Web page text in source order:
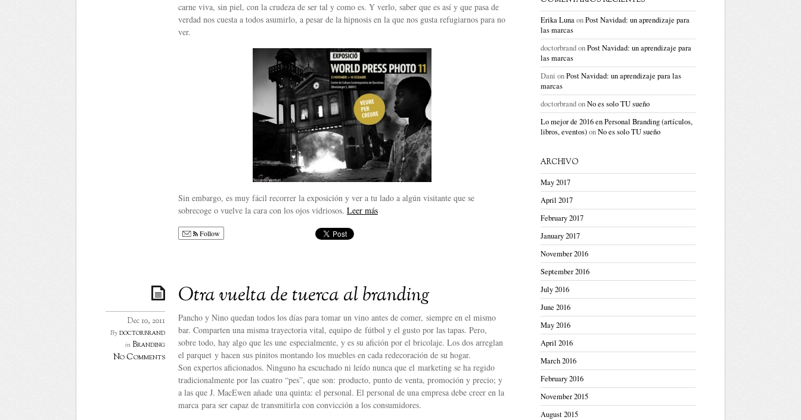
carne viva, sin piel, con la crudeza de ser tal y como es. Y verlo, saber que es así y que pasa de
verdad nos cuesta a todos asumirlo, a pesar de la hipnosis en la que nos gusta refugiarnos para no
ver.
Sin embargo, es muy fácil recorrer la exposición y ver a tu lado a algún visitante que se
sobrecoge o vuelve la cara con los ojos vidriosos. Leer más
Follow
Otra vuelta de tuerca al branding
Dec 10, 2011
Bydoctorbrand
in Branding
No Comments
Pancho y Nino quedan todos los días para tomar un vino antes de comer, siempre en el mismo
bar. Comparten una misma trayectoria vital, equipo de fútbol y el gusto por las tapas. Pero,
sobre todo, hay algo que les une especialmente, y es su afición por el bricolaje. Los dos arreglan
el parquet y hacen sus pinitos montando los muebles en cada redecoración de su hogar.
Son expertos aficionados. Ninguno ha escuchado ni leído nunca que el marketing se ha regido
tradicionalmente por las cuatro “pes”, que son: producto, punto de venta, promoción y precio; y
a las que J. MacEwen añade una quinta: el personal. El personal de una empresa debe creer en la
marca para ser capaz de transmitirla con convicción a los consumidores.
Erika LunaonPost Navidad: un aprendizaje para
las marcas
doctorbrandonPost Navidad: un aprendizaje para
las marcas
Dani onPost Navidad: un aprendizaje para las
marcas
doctorbrandonNo es solo TU sueño
Lo mejor de 2016 en Personal Branding (artículos,
libros, eventos)onNo es solo TU sueño
ARCHIVO
May 2017
April 2017
February 2017
January 2017
November 2016
September 2016
July 2016
June 2016
May 2016
April 2016
March 2016
February 2016
November 2015
August 2015